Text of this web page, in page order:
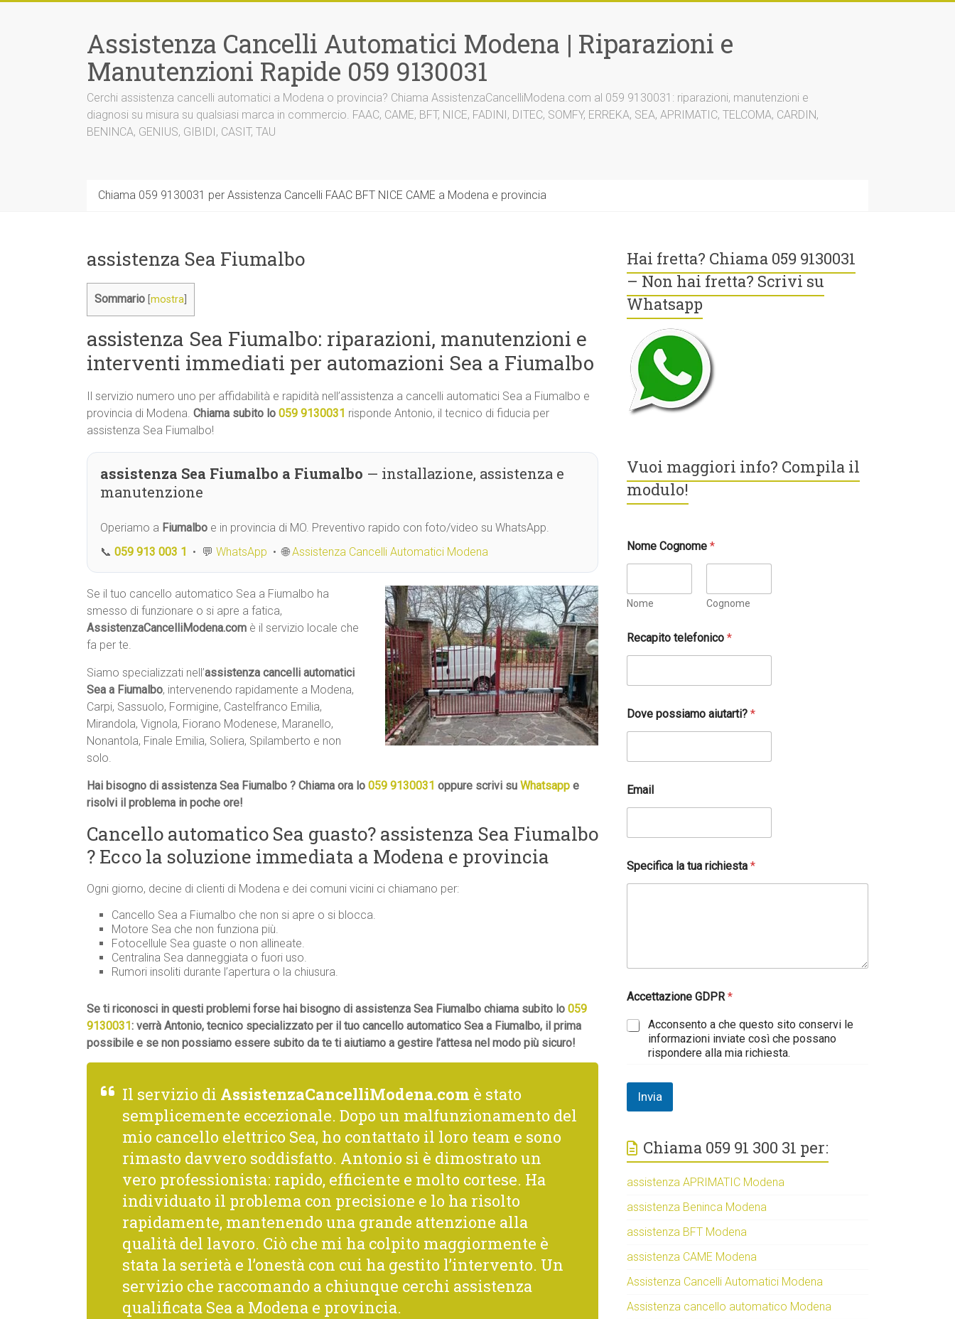
Assistenza Cancelli Automatici Modena | Riparazioni e
Manutenzioni Rapide 059 9130031
Cerchi assistenza cancelli automatici a Modena o provincia? Chiama AssistenzaCancelliModena.com al 059 9130031: riparazioni, manutenzioni e
diagnosi su misura su qualsiasi marca in commercio. FAAC, CAME, BFT, NICE, FADINI, DITEC, SOMFY, ERREKA, SEA, APRIMATIC, TELCOMA, CARDIN,
BENINCA, GENIUS, GIBIDI, CASIT, TAU
Chiama 059 9130031 per Assistenza Cancelli FAAC BFT NICE CAME a Modena e provincia
assistenza Sea Fiumalbo
Sommario mostra
assistenza Sea Fiumalbo: riparazioni, manutenzioni e
interventi immediati per automazioni Sea a Fiumalbo
Il servizio numero uno per affidabilità e rapidità nell’assistenza a cancelli automatici Sea a Fiumalbo e
provincia di Modena. Chiama subito lo 059 9130031 risponde Antonio, il tecnico di fiducia per
assistenza Sea Fiumalbo!
assistenza Sea Fiumalbo a Fiumalbo — installazione, assistenza e
manutenzione
Operiamo a Fiumalbo e in provincia di MO. Preventivo rapido con foto/video su WhatsApp.
📞 059 913 003 1 • 💬 WhatsApp • 🌐Assistenza Cancelli Automatici Modena
Se il tuo cancello automatico Sea a Fiumalbo ha
smesso di funzionare o si apre a fatica,
AssistenzaCancelliModena.com è il servizio locale che
fa per te.
Siamo specializzati nell’assistenza cancelli automatici
Sea a Fiumalbo, intervenendo rapidamente a Modena,
Carpi, Sassuolo, Formigine, Castelfranco Emilia,
Mirandola, Vignola, Fiorano Modenese, Maranello,
Nonantola, Finale Emilia, Soliera, Spilamberto e non
solo.
Hai bisogno di assistenza Sea Fiumalbo ? Chiama ora lo 059 9130031 oppure scrivi su Whatsapp e
risolvi il problema in poche ore!
Cancello automatico Sea guasto? assistenza Sea Fiumalbo
? Ecco la soluzione immediata a Modena e provincia
Ogni giorno, decine di clienti di Modena e dei comuni vicini ci chiamano per:
Cancello Sea a Fiumalbo che non si apre o si blocca.
Motore Sea che non funziona più.
Fotocellule Sea guaste o non allineate.
Centralina Sea danneggiata o fuori uso.
Rumori insoliti durante l’apertura o la chiusura.
Se ti riconosci in questi problemi forse hai bisogno di assistenza Sea Fiumalbo chiama subito lo 059
9130031 : verrà Antonio, tecnico specializzato per il tuo cancello automatico Sea a Fiumalbo, il prima
possibile e se non possiamo essere subito da te ti aiutiamo a gestire l’attesa nel modo più sicuro!
Il servizio di AssistenzaCancelliModena.com è stato
semplicemente eccezionale. Dopo un malfunzionamento del
mio cancello elettrico Sea, ho contattato il loro team e sono
rimasto davvero soddisfatto. Antonio si è dimostrato un
vero professionista: rapido, efficiente e molto cortese. Ha
individuato il problema con precisione e lo ha risolto
rapidamente, mantenendo una grande attenzione alla
qualità del lavoro. Ciò che mi ha colpito maggiormente è
stata la serietà e l’onestà con cui ha gestito l’intervento. Un
servizio che raccomando a chiunque cerchi assistenza
qualificata Sea a Modena e provincia.
Hai fretta? Chiama 059 9130031
– Non hai fretta? Scrivi su
Whatsapp
Vuoi maggiori info? Compila il
modulo!
Nome Cognome*
Nome Cognome
Recapito telefonico*
Dove possiamo aiutarti?*
Email
Specifica la tua richiesta*
*
Accettazione GDPR*
Acconsento a che questo sito conservi le
informazioni inviate così che possano
rispondere alla mia richiesta.
Invia
Chiama 059 91 300 31 per:
assistenza APRIMATIC Modena
assistenza Beninca Modena
assistenza BFT Modena
assistenza CAME Modena
Assistenza Cancelli Automatici Modena
Assistenza cancello automatico Modena